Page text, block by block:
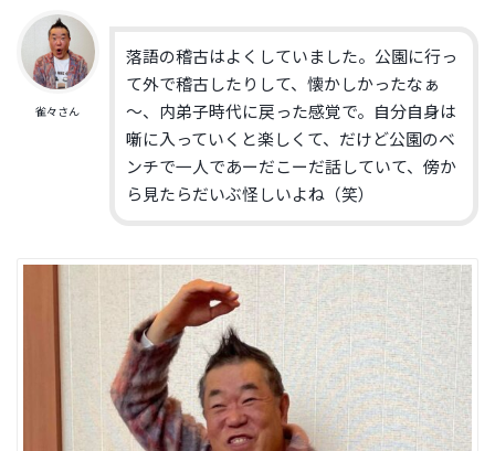
雀々さん
落語の稽古はよくしていました。公園に行っ
て外で稽古したりして、懐かしかったなぁ
～、内弟子時代に戻った感覚で。自分自身は
噺に入っていくと楽しくて、だけど公園のベ
ンチで一人であーだこーだ話していて、傍か
ら見たらだいぶ怪しいよね（笑）